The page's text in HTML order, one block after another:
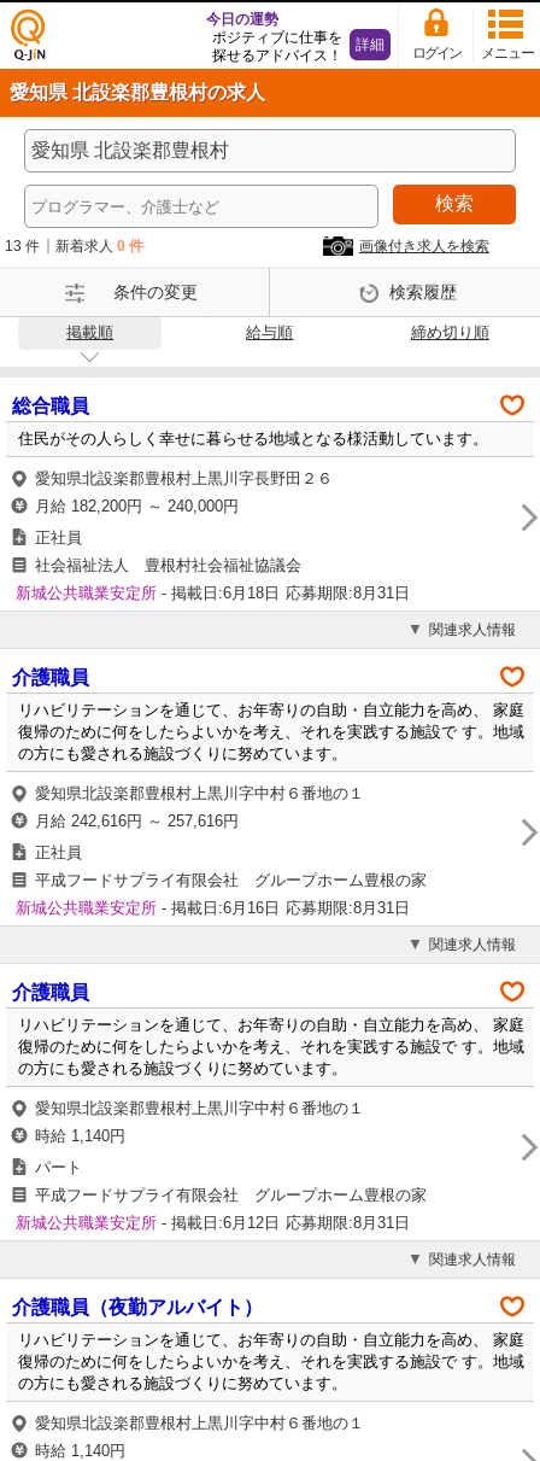
仕事
探し
の求
人サ
イト
Q-Ji
メニュー
ログイン
今日の運勢
ポジティブに仕事を
探せるアドバイス！
詳細
愛知県 北設楽郡豊根村の求人
検索
13 件 新着求人 0 件 画像付き求人を検索
条件の変更 検索履歴
掲載順 給与順 締め切り順
総合職員
住民がその人らしく幸せに暮らせる地域となる様活動しています。
愛知県北設楽郡豊根村上黒川字長野田２６
月給 182,200円 ～ 240,000円
正社員
社会福祉法人 豊根村社会福祉協議会
新城公共職業安定所 - 掲載日:6月18日 応募期限:8月31日
関連求人情報
介護職員
リハビリテーションを通じて、お年寄りの自助・自立能力を高め、 家庭
復帰のために何をしたらよいかを考え、それを実践する施設で す。地域
の方にも愛される施設づくりに努めています。
愛知県北設楽郡豊根村上黒川字中村６番地の１
月給 242,616円 ～ 257,616円
正社員
平成フードサプライ有限会社 グループホーム豊根の家
新城公共職業安定所 - 掲載日:6月16日 応募期限:8月31日
関連求人情報
介護職員
リハビリテーションを通じて、お年寄りの自助・自立能力を高め、 家庭
復帰のために何をしたらよいかを考え、それを実践する施設で す。地域
の方にも愛される施設づくりに努めています。
愛知県北設楽郡豊根村上黒川字中村６番地の１
時給 1,140円
パート
平成フードサプライ有限会社 グループホーム豊根の家
新城公共職業安定所 - 掲載日:6月12日 応募期限:8月31日
関連求人情報
介護職員（夜勤アルバイト）
リハビリテーションを通じて、お年寄りの自助・自立能力を高め、 家庭
復帰のために何をしたらよいかを考え、それを実践する施設で す。地域
の方にも愛される施設づくりに努めています。
愛知県北設楽郡豊根村上黒川字中村６番地の１
時給 1,140円